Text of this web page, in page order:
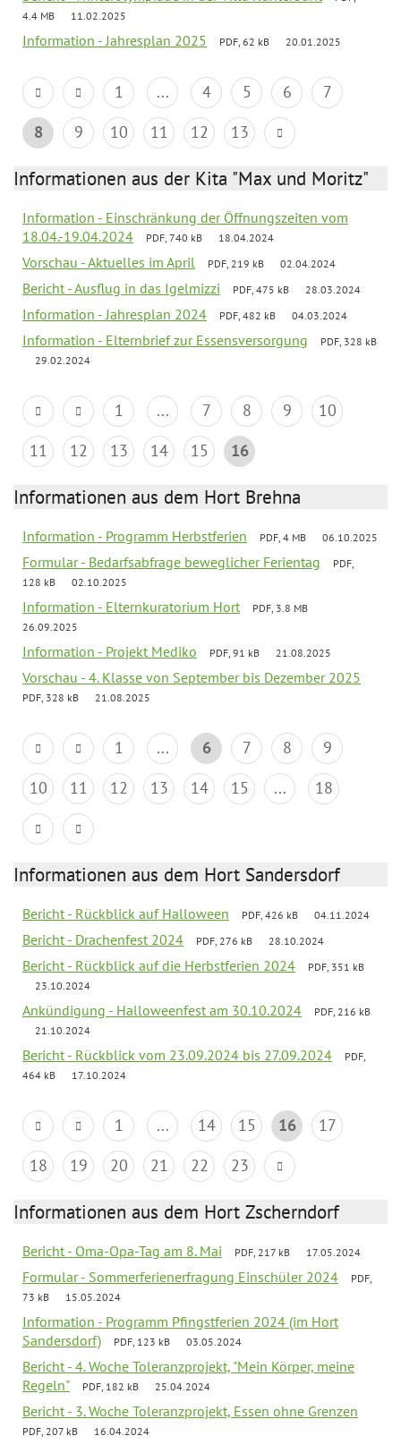
4.4 MB
11.02.2025
Information - Jahresplan 2025 PDF, 62 kB 20.01.2025
1 ... 4 5 6
7
8
9 10 11 12 13
Informationen aus der Kita "Max und Moritz"
Information - Einschränkung der Öffnungszeiten vom
18.04.-19.04.2024
PDF, 740 kB 18.04.2024
Vorschau - Aktuelles im April PDF, 219 kB 02.04.2024
Bericht - Ausflug in das Igelmizzi PDF, 475 kB 28.03.2024
Information - Jahresplan 2024 PDF, 482 kB 04.03.2024
Information - Elternbrief zur Essensversorgung
PDF, 328 kB
29.02.2024
1 ... 7 8 9
10
11
12 13 14 15 16
Informationen aus dem Hort Brehna
Information - Programm Herbstferien PDF, 4 MB 06.10.2025
Formular - Bedarfsabfrage beweglicher Ferientag
PDF,
128 kB
02.10.2025
Information - Elternkuratorium Hort
PDF, 3.8 MB
26.09.2025
Information - Projekt Mediko PDF, 91 kB 21.08.2025
Vorschau - 4. Klasse von September bis Dezember 2025
PDF, 328 kB 21.08.2025
1 ... 6 7 8
9
10
11 12 13 14 15 ... 18
Informationen aus dem Hort Sandersdorf
Bericht - Rückblick auf Halloween PDF, 426 kB 04.11.2024
Bericht - Drachenfest 2024 PDF, 276 kB 28.10.2024
Bericht - Rückblick auf die Herbstferien 2024
PDF, 351 kB
23.10.2024
Ankündigung - Halloweenfest am 30.10.2024
PDF, 216 kB
21.10.2024
Bericht - Rückblick vom 23.09.2024 bis 27.09.2024
PDF,
464 kB
17.10.2024
1 ... 14 15 16
17
18
19 20 21 22 23
Informationen aus dem Hort Zscherndorf
Bericht - Oma-Opa-Tag am 8. Mai PDF, 217 kB 17.05.2024
Formular - Sommerferienerfragung Einschüler 2024
PDF,
73 kB
15.05.2024
Information - Programm Pfingstferien 2024 (im Hort
Sandersdorf)
PDF, 123 kB 03.05.2024
Bericht - 4. Woche Toleranzprojekt, "Mein Körper, meine
Regeln"
PDF, 182 kB 25.04.2024
Bericht - 3. Woche Toleranzprojekt, Essen ohne Grenzen
PDF, 207 kB 16.04.2024